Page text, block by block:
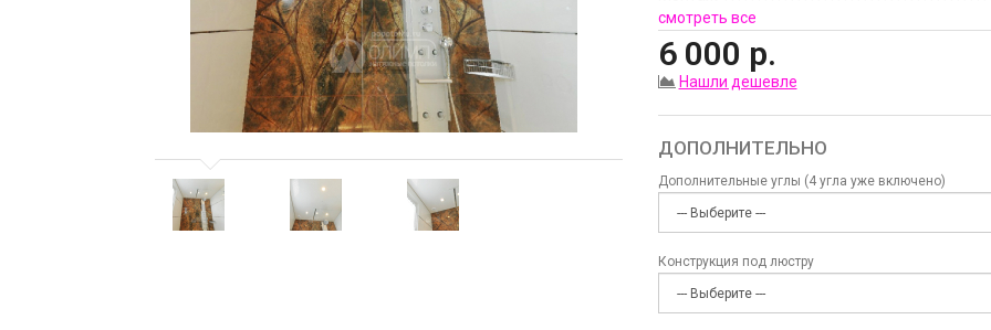
смотреть все
6 000 р.
Нашли дешевле
ДОПОЛНИТЕЛЬНО
Дополнительные углы (4 угла уже включено)
Конструкция под люстру